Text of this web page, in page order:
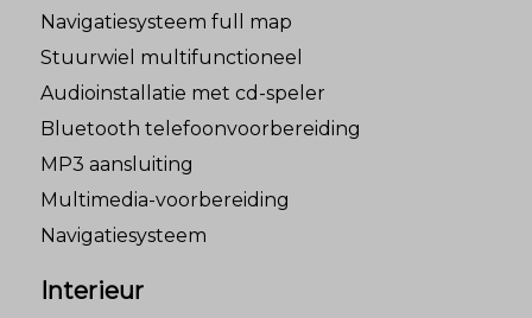
Navigatiesysteem full map
Stuurwiel multifunctioneel
Audioinstallatie met cd-speler
Bluetooth telefoonvoorbereiding
MP3 aansluiting
Multimedia-voorbereiding
Navigatiesysteem
Interieur